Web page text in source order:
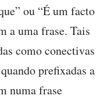
ou “É um facto
a uma frase. Tais
como conectivas
prefixadas a
numa frase